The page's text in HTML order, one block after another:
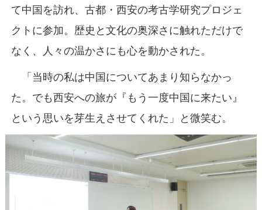
て中国を訪れ、古都・西安の考古学研究プロジェ
クトに参加。歴史と文化の奥深さに触れただけで
なく、人々の温かさにも心を動かされた。
「当時の私は中国についてあまり知らなかっ
た。でも西安への旅が『もう一度中国に来たい』
という思いを芽生えさせてくれた」と微笑む。